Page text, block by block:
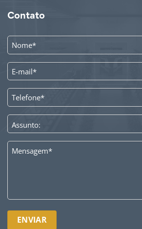
Contato
NOME
*
E-
MAIL
*
TELEFONE
*
ASSUNTO
*
MENSAGEM